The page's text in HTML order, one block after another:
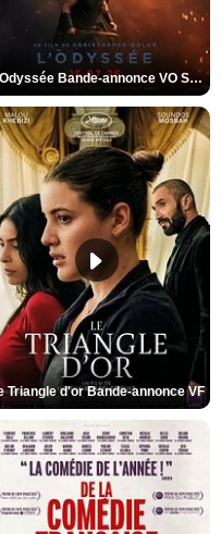
L'Odyssée Bande-annonce VO STFR
Triangle d'or Bande-annonce VF